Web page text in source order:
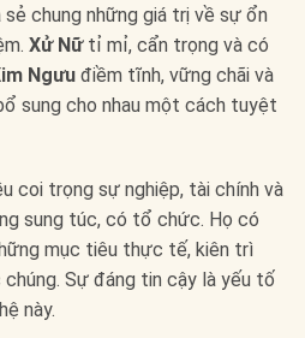
chung những giá trị về sự ổn
Xử Nữtỉ mỉ, cẩn trọng và có
Ngưu điềm tĩnh, vững chãi và
sung cho nhau một cách tuyệt
coi trọng sự nghiệp, tài chính và
sung túc, có tổ chức. Họ có
mục tiêu thực tế, kiên trì
Sự đáng tin cậy là yếu tố
này.